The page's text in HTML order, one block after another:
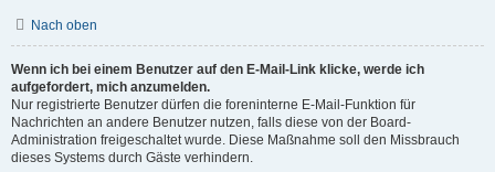
Nach oben
Wenn ich bei einem Benutzer auf den E-Mail-Link klicke, werde ich
aufgefordert, mich anzumelden.
Nur registrierte Benutzer dürfen die foreninterne E-Mail-Funktion für
Nachrichten an andere Benutzer nutzen, falls diese von der Board-
Administration freigeschaltet wurde. Diese Maßnahme soll den Missbrauch
dieses Systems durch Gäste verhindern.